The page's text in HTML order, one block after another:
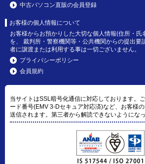
中古パソコン直販の会員登録
お客様の個人情報について
お客様からお預かりした大切な個人情報(住所・氏
を、 裁判所・警察機関等・公共機関からの提出要
者に譲渡または利用する事は一切ございません。
プライバシーポリシー
会員規約
当サイトはSSL暗号化通信に対応しております。
ード番号(EMV 3-Dセキュア対応済)など、お客様
送信されます。第三者から解読できないようにな